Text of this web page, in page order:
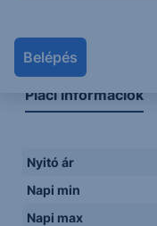
Belépés
Piaci információk
Nyitó ár
Napi min
Napi max